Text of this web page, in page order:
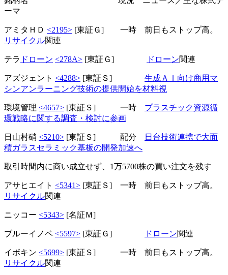
ーマ
アミタＨＤ <2195> [東証Ｇ] 一時 前日もストップ高。
リサイクル関連
テラ ドローン <278A> [東証Ｇ] ドローン関連
アズジェント <4288> [東証Ｓ] 生成ＡＩ向け商用マ
シンアンラーニング技術の提供開始を材料視
環境管理 <4657> [東証Ｓ] 一時 プラスチック資源循
環戦略に関する調査・検討に参画
日山村硝 <5210> [東証Ｓ] 配分
日台技術連携で大面
積ガラスセラミック基板の開発加速へ
取引時間内に商い成立せず、1万5700株の買い注文を残す
アサヒエイト <5341> [東証Ｓ] 一時 前日もストップ高。
リサイクル関連
ニッコー <5343> [名証Ｍ]
ブルーイノベ <5597> [東証Ｇ] ドローン関連
イボキン <5699> [東証Ｓ] 一時 前日もストップ高。
リサイクル関連